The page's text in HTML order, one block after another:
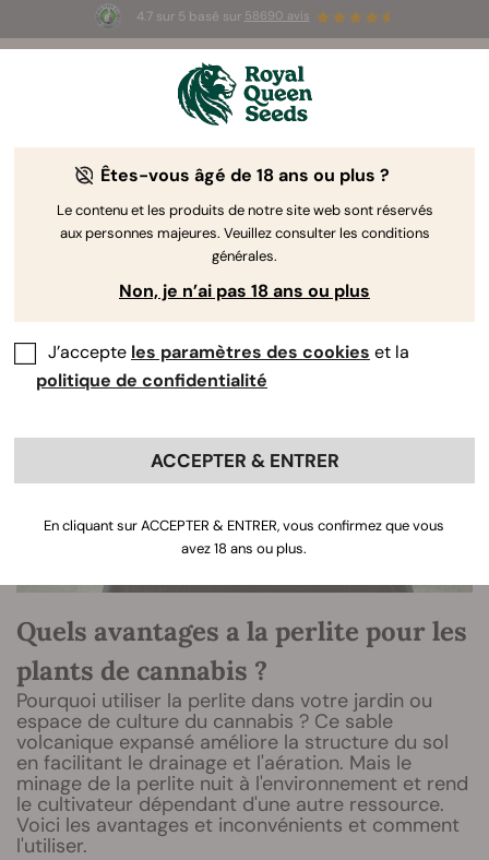
4.7 sur 5 basé sur 58690 avis
☀️ Summer Sales : jusqu'à -50 % sur
certains produits ! ⏤
The RQS Blog
Articles Cannabis Lifestyle
Quels avantages a la perlite pour les
plants de cannabis ?
Pourquoi utiliser la perlite dans votre jardin ou
espace de culture du cannabis ? Ce sable
volcanique expansé améliore la structure du sol
en facilitant le drainage et l'aération. Mais le
minage de la perlite nuit à l'environnement et rend
le cultivateur dépendant d'une autre ressource.
Voici les avantages et inconvénients et comment
l'utiliser.
Êtes-vous âgé de 18 ans ou plus ?
Le contenu et les produits de notre site web sont réservés
aux personnes majeures. Veuillez consulter les conditions
générales.
Non, je n’ai pas 18 ans ou plus
J’accepte les paramètres des cookies et la
politique de confidentialité
ACCEPTER & ENTRER
En cliquant sur ACCEPTER & ENTRER, vous confirmez que vous
avez 18 ans ou plus.